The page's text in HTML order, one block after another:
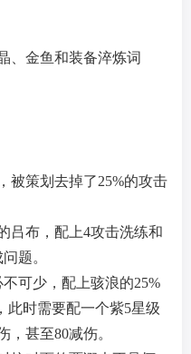
、金鱼和装备淬炼词
被策划去掉了25%的攻击
吕布，配上4攻击洗练和
题。
不可少，配上骇浪的25%
此时需要配一个紫5星级
，甚至80减伤。